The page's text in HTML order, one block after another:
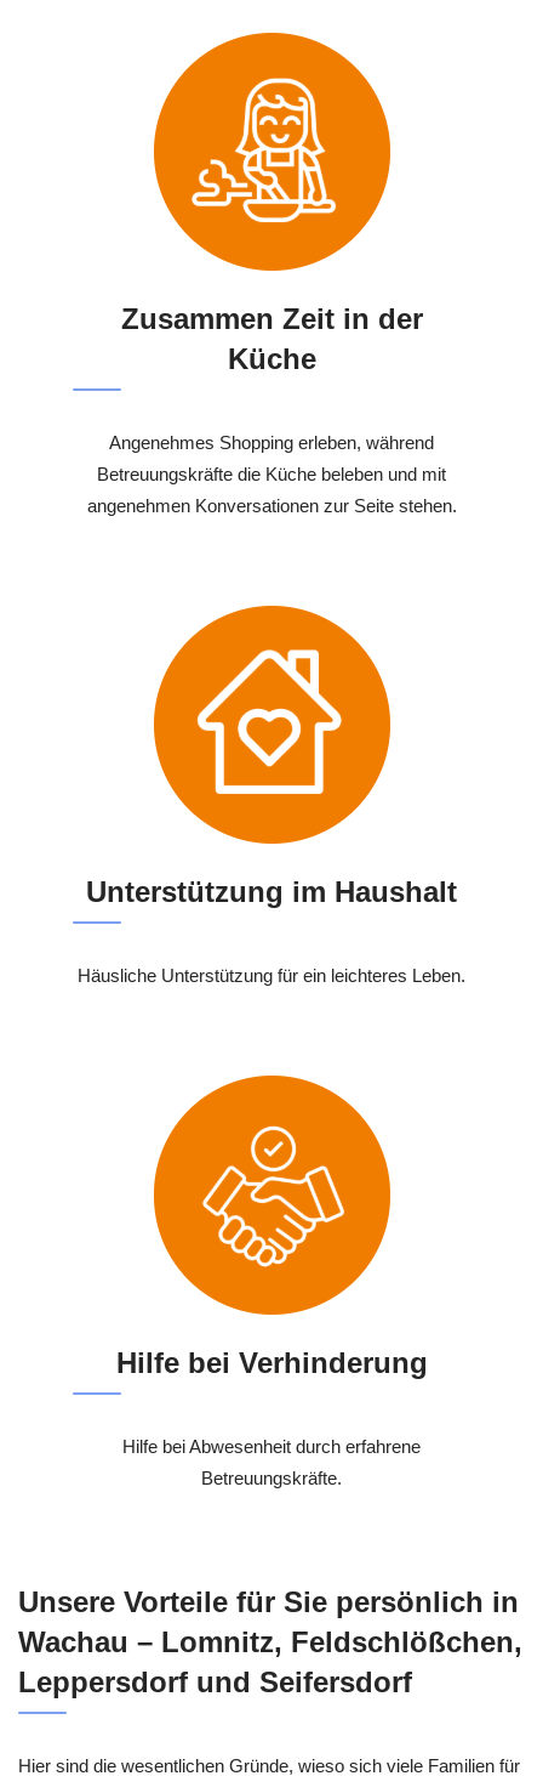
Zusammen Zeit in der
Küche
Angenehmes Shopping erleben, während
Betreuungskräfte die Küche beleben und mit
angenehmen Konversationen zur Seite stehen.
Unterstützung im Haushalt
Häusliche Unterstützung für ein leichteres Leben.
Hilfe bei Verhinderung
Hilfe bei Abwesenheit durch erfahrene
Betreuungskräfte.
Unsere Vorteile für Sie persönlich in
Wachau – Lomnitz, Feldschlößchen,
Leppersdorf und Seifersdorf
Hier sind die wesentlichen Gründe, wieso sich viele Familien für